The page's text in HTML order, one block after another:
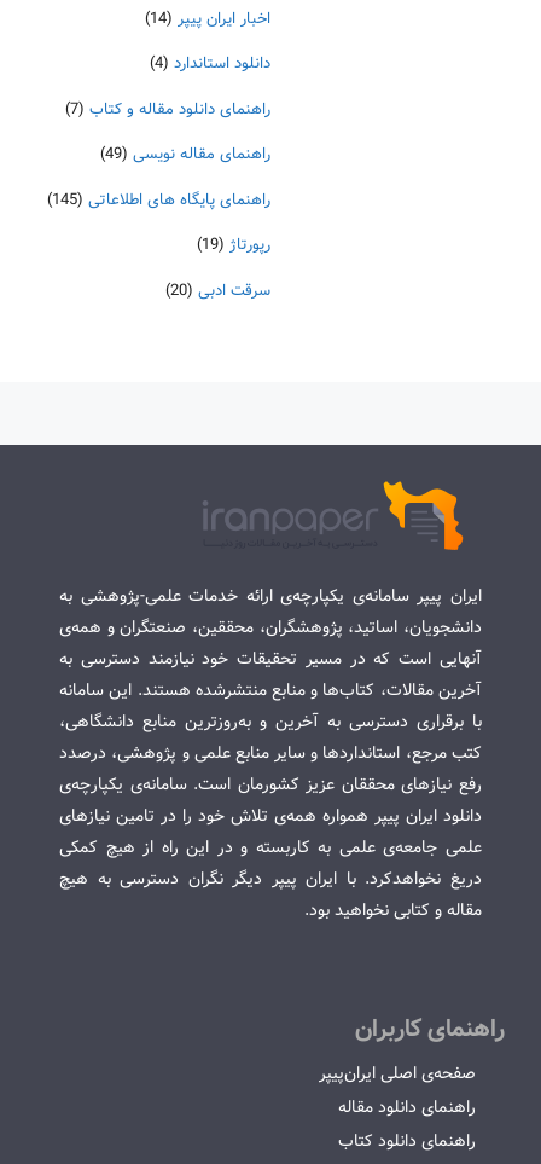
اخبار ایران پیپر (14)
دانلود استاندارد (4)
راهنمای دانلود مقاله و کتاب (7)
راهنمای مقاله نویسی (49)
راهنمای پایگاه های اطلاعاتی (145)
رپورتاژ (19)
سرقت ادبی (20)
ایران پیپر سامانه‌ی یکپارچه‌ی ارائه خدمات علمی-پژوهشی به
دانشجویان، اساتید، پژوهشگران، محققین، صنعتگران و همه‌ی
آنهایی است که در مسیر تحقیقات خود نیازمند دسترسی به
آخرین مقالات، کتاب‌ها و منابع منتشرشده هستند. این سامانه
با برقراری دسترسی به آخرین و به‌روزترین منابع دانشگاهی،
کتب مرجع، استانداردها و سایر منابع علمی و پژوهشی، درصدد
رفع نیازهای محققان عزیز کشورمان است. سامانه‌ی یکپارچه‌ی
دانلود ایران پیپر همواره همه‌ی تلاش خود را در تامین نیازهای
علمی جامعه‌ی علمی به کاربسته و در این راه از هیچ کمکی
دریغ نخواهدکرد. با ایران پیپر دیگر نگران دسترسی به هیچ
مقاله و کتابی نخواهید بود.
راهنمای کاربران
صفحه‌ی اصلی ایران‌پیپر
راهنمای دانلود مقاله
راهنمای دانلود کتاب